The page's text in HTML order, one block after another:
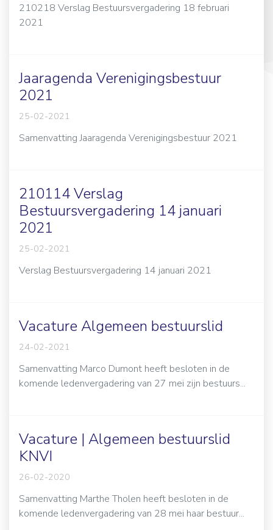
210218 Verslag Bestuursvergadering 18 februari
2021
Jaaragenda Verenigingsbestuur
2021
25-02-2021
Samenvatting Jaaragenda Verenigingsbestuur 2021
210114 Verslag
Bestuursvergadering 14 januari
2021
25-02-2021
Verslag Bestuursvergadering 14 januari 2021
Vacature Algemeen bestuurslid
24-02-2021
Samenvatting Marco Dumont heeft besloten in de
komende ledenvergadering van 27 mei zijn bestuurs...
Vacature | Algemeen bestuurslid
KNVI
26-02-2020
Samenvatting Marthe Tholen heeft besloten in de
komende ledenvergadering van 28 mei haar bestuur...